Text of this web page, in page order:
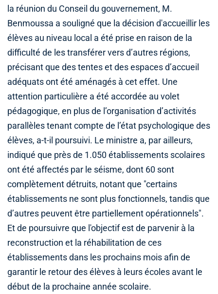
la réunion du Conseil du gouvernement, M.
Benmoussa a souligné que la décision d'accueillir les
élèves au niveau local a été prise en raison de la
difficulté de les transférer vers d’autres régions,
précisant que des tentes et des espaces d’accueil
adéquats ont été aménagés à cet effet. Une
attention particulière a été accordée au volet
pédagogique, en plus de l’organisation d’activités
parallèles tenant compte de l’état psychologique des
élèves, a-t-il poursuivi. Le ministre a, par ailleurs,
indiqué que près de 1.050 établissements scolaires
ont été affectés par le séisme, dont 60 sont
complètement détruits, notant que "certains
établissements ne sont plus fonctionnels, tandis que
d’autres peuvent être partiellement opérationnels".
Et de poursuivre que l'objectif est de parvenir à la
reconstruction et la réhabilitation de ces
établissements dans les prochains mois afin de
garantir le retour des élèves à leurs écoles avant le
début de la prochaine année scolaire.